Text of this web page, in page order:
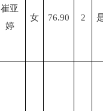
崔亚
婷
女 76.90 2